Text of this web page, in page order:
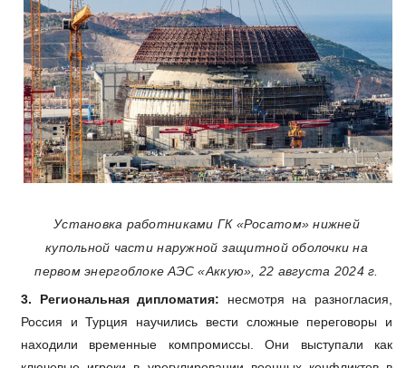
Установка работниками ГК «Росатом» нижней
купольной части наружной защитной оболочки на
первом энергоблоке АЭС «Аккую», 22 августа 2024 г.
3. Региональная дипломатия: несмотря на разногласия,
Россия и Турция научились вести сложные переговоры и
находили временные компромиссы. Они выступали как